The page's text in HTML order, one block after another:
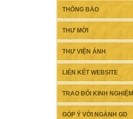
THÔNG BÁO
THƯ MỜI
THƯ VIỆN ẢNH
LIÊN KẾT WEBSITE
TRAO ĐỔI KINH NGHIỆM
GÓP Ý VỚI NGÀNH GD